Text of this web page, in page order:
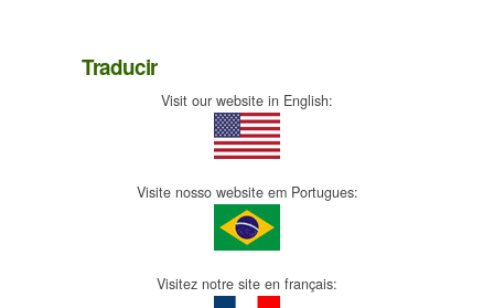
Traducir
Visit our website in English:
Visite nosso website em Portugues:
Visitez notre site en français: